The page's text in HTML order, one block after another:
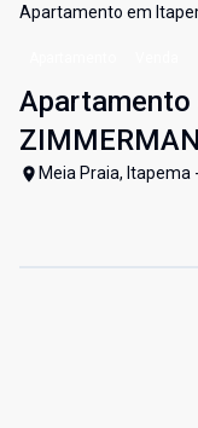
Apartamento em
Apartamento
Meia Praia, Itapema